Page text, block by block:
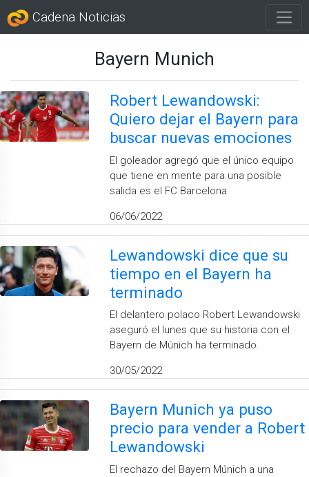
Cadena Noticias
Bayern Munich
Robert Lewandowski:
Quiero dejar el Bayern para
buscar nuevas emociones
El goleador agregó que el único equipo
que tiene en mente para una posible
salida es el FC Barcelona
06/06/2022
Lewandowski dice que su
tiempo en el Bayern ha
terminado
El delantero polaco Robert Lewandowski
aseguró el lunes que su historia con el
Bayern de Múnich ha terminado.
30/05/2022
Bayern Munich ya puso
precio para vender a Robert
Lewandowski
El rechazo del Bayern Múnich a una